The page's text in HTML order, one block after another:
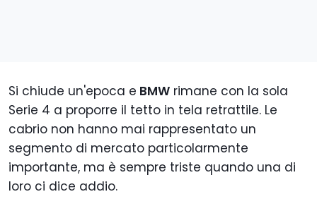
Si chiude un'epoca e BMW rimane con la sola
Serie 4 a proporre il tetto in tela retrattile. Le
cabrio non hanno mai rappresentato un
segmento di mercato particolarmente
importante, ma è sempre triste quando una di
loro ci dice addio.